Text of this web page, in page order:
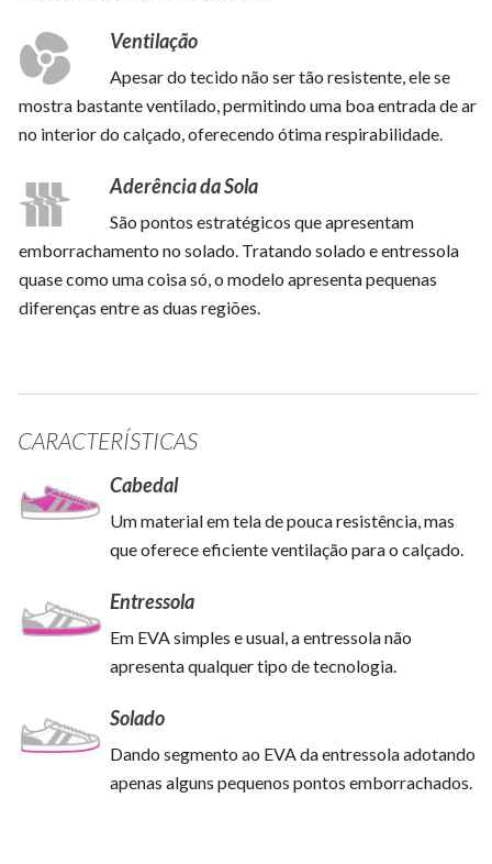
Ventilação
Apesar do tecido não ser tão resistente, ele se
mostra bastante ventilado, permitindo uma boa entrada de ar
no interior do calçado, oferecendo ótima respirabilidade.
Aderência da Sola
São pontos estratégicos que apresentam
emborrachamento no solado. Tratando solado e entressola
quase como uma coisa só, o modelo apresenta pequenas
diferenças entre as duas regiões.
CARACTERÍSTICAS
Cabedal
Um material em tela de pouca resistência, mas
que oferece eficiente ventilação para o calçado.
Entressola
Em EVA simples e usual, a entressola não
apresenta qualquer tipo de tecnologia.
Solado
Dando segmento ao EVA da entressola adotando
apenas alguns pequenos pontos emborrachados.